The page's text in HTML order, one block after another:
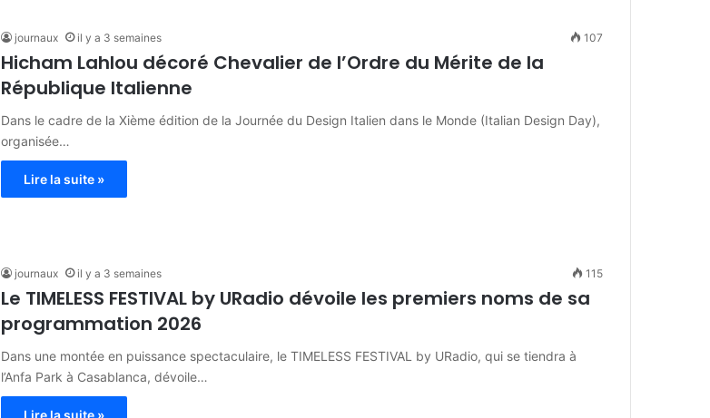
journaux il y a 3 semaines 107
Hicham Lahlou décoré Chevalier de l’Ordre du Mérite de la
République Italienne
Dans le cadre de la Xième édition de la Journée du Design Italien dans le Monde (Italian Design Day),
organisée…
Lire la suite »
journaux il y a 3 semaines 115
Le TIMELESS FESTIVAL by URadio dévoile les premiers noms de sa
programmation 2026
Dans une montée en puissance spectaculaire, le TIMELESS FESTIVAL by URadio, qui se tiendra à
l’Anfa Park à Casablanca, dévoile…